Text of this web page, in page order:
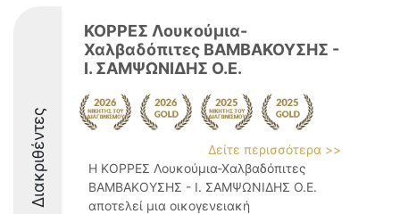
Διακριθέντες
ΚΟΡΡΕΣ Λουκούμια-
Χαλβαδόπιτες ΒΑΜΒΑΚΟΥΣΗΣ -
Ι. ΣΑΜΨΩΝΙΔΗΣ Ο.Ε.
Δείτε περισσότερα >>
Η ΚΟΡΡΕΣ Λουκούμια-Χαλβαδόπιτες
ΒΑΜΒΑΚΟΥΣΗΣ - Ι. ΣΑΜΨΩΝΙΔΗΣ Ο.Ε.
αποτελεί μια οικογενειακή